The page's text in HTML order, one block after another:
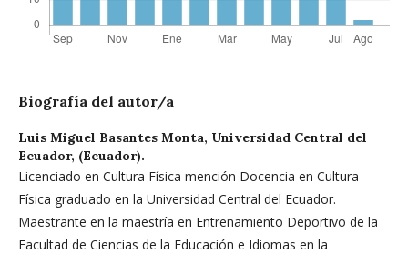
Biografía del autor/a
Luis Miguel Basantes Monta, Universidad Central del
Ecuador, (Ecuador).
Licenciado en Cultura Física mención Docencia en Cultura
Física graduado en la Universidad Central del Ecuador.
Maestrante en la maestría en Entrenamiento Deportivo de la
Facultad de Ciencias de la Educación e Idiomas en la